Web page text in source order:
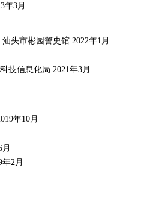
年3月
头市彬园警史馆 2022年1月
技信息化局 2021年3月
年10月
2月